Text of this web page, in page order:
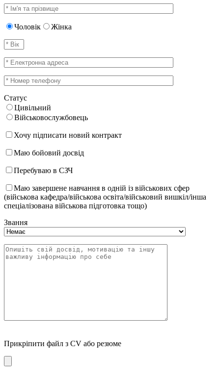
Чоловік Жінка
Статус
Цивільний
Військовослужбовець
Хочу підписати новий контракт
Маю бойовий досвід
Перебуваю в СЗЧ
Маю завершене навчання в одній із військових сфер
(військова кафедра/військова освіта/військовий вишкіл/інша
спеціалізована військова підготовка тощо)
Звання
Прикріпити файл з CV або резюме